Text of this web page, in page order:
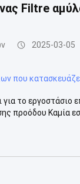
Filtre
2025-03-05
που
το
προόδου Καμία